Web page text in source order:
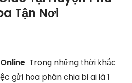
Tận Nơi
Trong những thời khắc
gửi hoa phân chia bi ai là 1